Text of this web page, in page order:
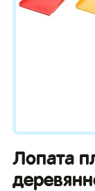
Лопата